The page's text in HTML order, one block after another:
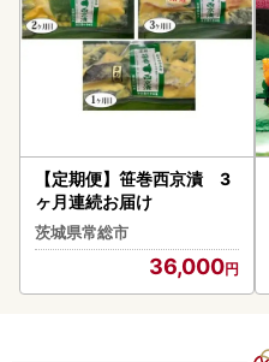
【定期便】笹巻西京漬 3
ヶ月連続お届け
茨城県常総市
36,000